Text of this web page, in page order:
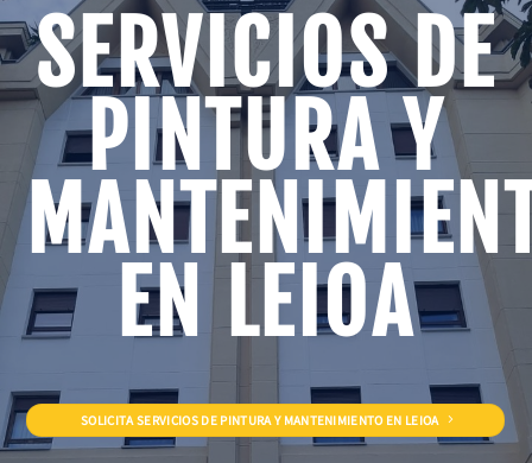
SERVICIOS DE
PINTURA Y
EN LEIOA
SOLICITA SERVICIOS DE PINTURA Y MANTENIMIENTO EN LEIOA